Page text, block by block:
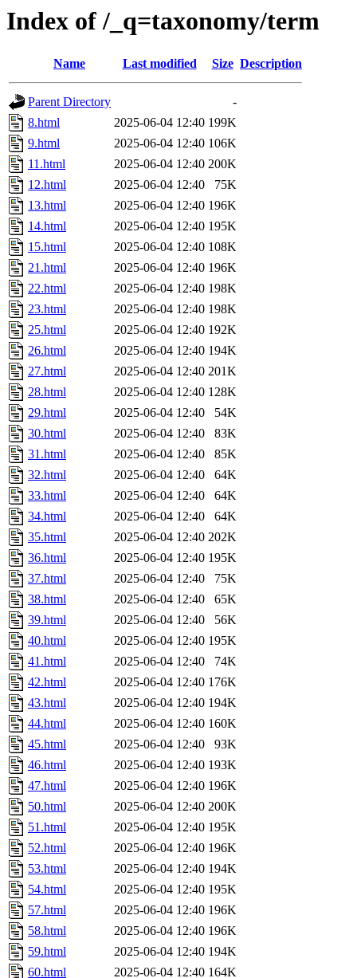
Index of /_q=taxonomy/term
Name Last modified Size Description
Parent Directory
-
8.html
2025-06-04 12:40 199K
9.html
2025-06-04 12:40 106K
11.html
2025-06-04 12:40 200K
12.html
2025-06-04 12:40
75K
13.html
2025-06-04 12:40 196K
14.html
2025-06-04 12:40 195K
15.html
2025-06-04 12:40 108K
21.html
2025-06-04 12:40 196K
22.html
2025-06-04 12:40 198K
23.html
2025-06-04 12:40 198K
25.html
2025-06-04 12:40 192K
26.html
2025-06-04 12:40 194K
27.html
2025-06-04 12:40 201K
28.html
2025-06-04 12:40 128K
29.html
2025-06-04 12:40
54K
30.html
2025-06-04 12:40
83K
31.html
2025-06-04 12:40
85K
32.html
2025-06-04 12:40
64K
33.html
2025-06-04 12:40
64K
34.html
2025-06-04 12:40
64K
35.html
2025-06-04 12:40 202K
36.html
2025-06-04 12:40 195K
37.html
2025-06-04 12:40
75K
38.html
2025-06-04 12:40
65K
39.html
2025-06-04 12:40
56K
40.html
2025-06-04 12:40 195K
41.html
2025-06-04 12:40
74K
42.html
2025-06-04 12:40 176K
43.html
2025-06-04 12:40 194K
44.html
2025-06-04 12:40 160K
45.html
2025-06-04 12:40
93K
46.html
2025-06-04 12:40 193K
47.html
2025-06-04 12:40 196K
50.html
2025-06-04 12:40 200K
51.html
2025-06-04 12:40 195K
52.html
2025-06-04 12:40 196K
53.html
2025-06-04 12:40 194K
54.html
2025-06-04 12:40 195K
57.html
2025-06-04 12:40 196K
58.html
2025-06-04 12:40 196K
59.html
2025-06-04 12:40 194K
60.html
2025-06-04 12:40 164K